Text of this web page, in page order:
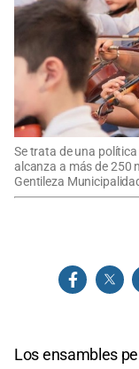
Se trata de una
alcanza a más de 250
Gentileza
Los ensambles